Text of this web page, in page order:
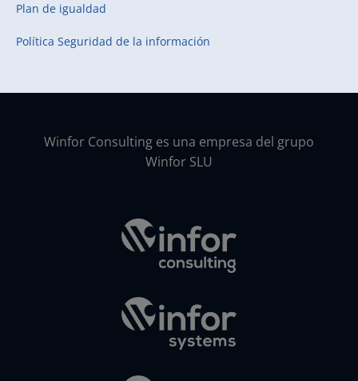
Plan de igualdad
Política Seguridad de la información
Winfor Consulting es una empresa del grupo
Winfor SLU